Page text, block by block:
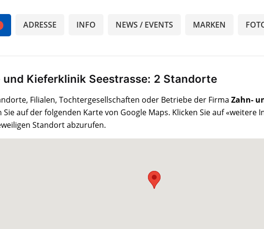
ADRESSE INFO NEWS / EVENTS MARKEN
und Kieferklinik Seestrasse: 2 Standorte
Filialen, Tochtergesellschaften oder Betriebe der Firma Zahn-
Sie auf der folgenden Karte von Google Maps. Klicken Sie auf «weitere
Standort abzurufen.